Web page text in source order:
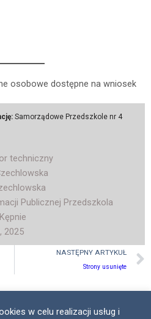
osobowe dostępne na wniosek
Samorządowe Przedszkole nr 4
techniczny
Publicznej Przedszkola
2025
NASTĘPNY ARTYKUŁ
Strony usunięte
w celu realizacji usług i